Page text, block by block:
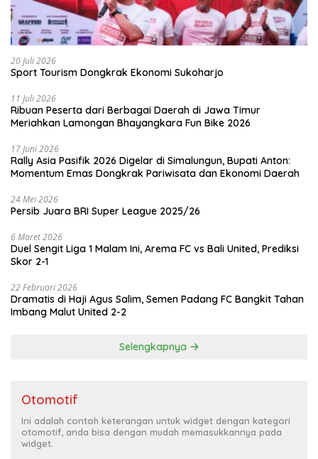
20 Juli 2026
Sport Tourism Dongkrak Ekonomi Sukoharjo
11 Juli 2026
Ribuan Peserta dari Berbagai Daerah di Jawa Timur
Meriahkan Lamongan Bhayangkara Fun Bike 2026
17 Juni 2026
Rally Asia Pasifik 2026 Digelar di Simalungun, Bupati Anton:
Momentum Emas Dongkrak Pariwisata dan Ekonomi Daerah
24 Mei 2026
Persib Juara BRI Super League 2025/26
6 Maret 2026
Duel Sengit Liga 1 Malam Ini, Arema FC vs Bali United, Prediksi
Skor 2-1
22 Februari 2026
Dramatis di Haji Agus Salim, Semen Padang FC Bangkit Tahan
Imbang Malut United 2-2
Selengkapnya
Otomotif
Ini adalah contoh keterangan untuk widget dengan kategori
otomotif, anda bisa dengan mudah memasukkannya pada
widget.